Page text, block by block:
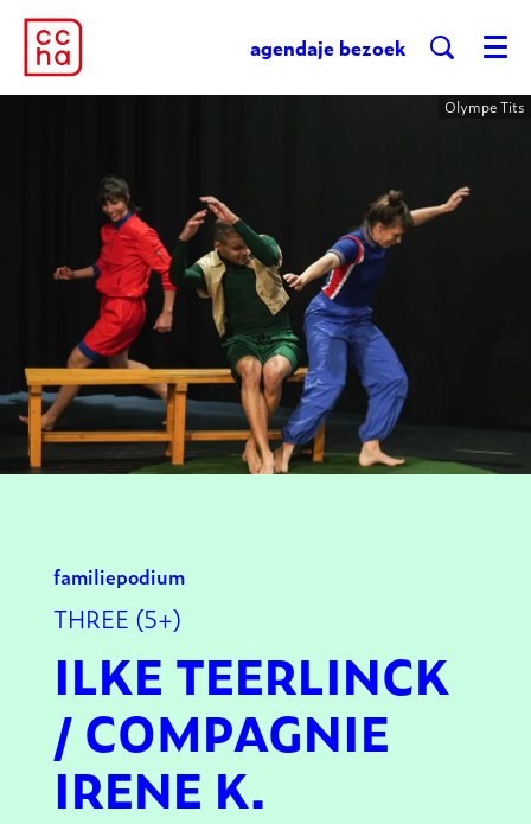
agendaje bezoek Menu
Olympe Tits
familiepodium
THREE (5+)
ILKE TEERLINCK
/ COMPAGNIE
IRENE K.